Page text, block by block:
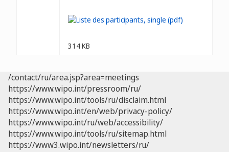
314 KB
/contact/ru/area.jsp?area=meetings
https://www.wipo.int/pressroom/ru/
https://www.wipo.int/tools/ru/disclaim.html
https://www.wipo.int/en/web/privacy-policy/
https://www.wipo.int/ru/web/accessibility/
https://www.wipo.int/tools/ru/sitemap.html
https://www3.wipo.int/newsletters/ru/